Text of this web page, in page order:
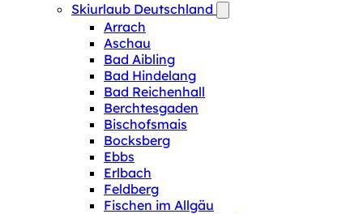
Skiurlaub Deutschland
Arrach
Aschau
Bad Aibling
Bad Hindelang
Bad Reichenhall
Berchtesgaden
Bischofsmais
Bocksberg
Ebbs
Erlbach
Feldberg
Fischen im Allgäu